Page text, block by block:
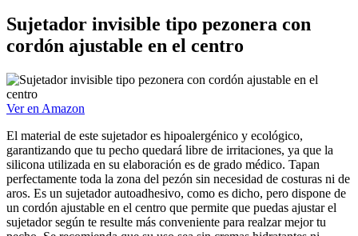
Sujetador invisible tipo pezonera con
cordón ajustable en el centro
Ver en Amazon
El material de este sujetador es hipoalergénico y ecológico,
garantizando que tu pecho quedará libre de irritaciones, ya que la
silicona utilizada en su elaboración es de grado médico. Tapan
perfectamente toda la zona del pezón sin necesidad de costuras ni de
aros. Es un sujetador autoadhesivo, como es dicho, pero dispone de
un cordón ajustable en el centro que permite que puedas ajustar el
sujetador según te resulte más conveniente para realzar mejor tu